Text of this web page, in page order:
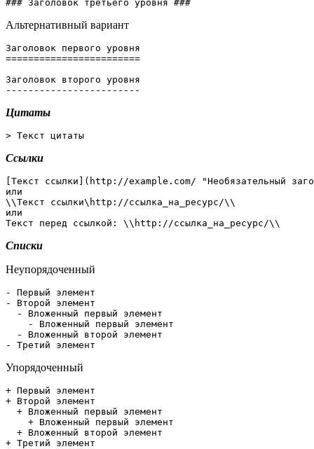
### Заголовок третьего уровня ###
Альтернативный вариант
Заголовок первого уровня
========================
Заголовок второго уровня
------------------------
Цитаты
> Текст цитаты
Ссылки
[Текст ссылки](http://example.com/ "Необязательный
или
\\Текст ссылки\http://ссылка_на_ресурс/\\
или
Текст перед ссылкой: \\http://ссылка_на_ресурс/\\
Списки
Неупорядоченный
- Первый элемент
- Второй элемент
  - Вложенный первый элемент
    - Вложенный первый элемент
  - Вложенный второй элемент
- Третий элемент
Упорядоченный
+ Первый элемент
+ Второй элемент
  + Вложенный первый элемент
    + Вложенный первый элемент
  + Вложенный второй элемент
+ Третий элемент